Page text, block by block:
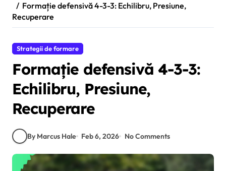
Formație defensivă 4-3-3: Echilibru, Presiune,
Recuperare
Strategii de formare
Formație defensivă 4-3-3:
Echilibru, Presiune,
Recuperare
By Marcus Hale Feb 6, 2026 No Comments